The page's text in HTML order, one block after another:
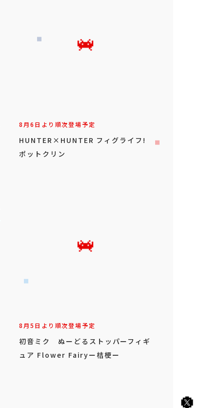
8月6日より順次登場予定
HUNTER×HUNTER フィグライフ!
ポットクリン
8月5日より順次登場予定
初音ミク ぬーどるストッパーフィギ
ュア Flower Fairyー桔梗ー